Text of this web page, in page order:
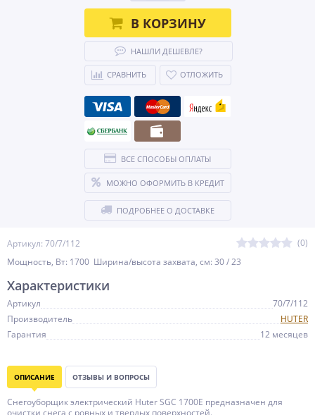
Артикул: 70/7/112
(0)
Мощность, Вт: 1700 Ширина/высота захвата, см: 30 / 23
В КОРЗИНУ
НАШЛИ ДЕШЕВЛЕ?
СРАВНИТЬ ОТЛОЖИТЬ
ВСЕ СПОСОБЫ ОПЛАТЫ
МОЖНО ОФОРМИТЬ В КРЕДИТ
ПОДРОБНЕЕ О ДОСТАВКЕ
Характеристики
Артикул
70/7/112
Производитель
HUTER
Гарантия
12 месяцев
ОПИСАНИЕ ОТЗЫВЫ И ВОПРОСЫ
Снегоуборщик электрический Huter SGC 1700E предназначен для
очистки снега с ровных и твердых поверхностей.